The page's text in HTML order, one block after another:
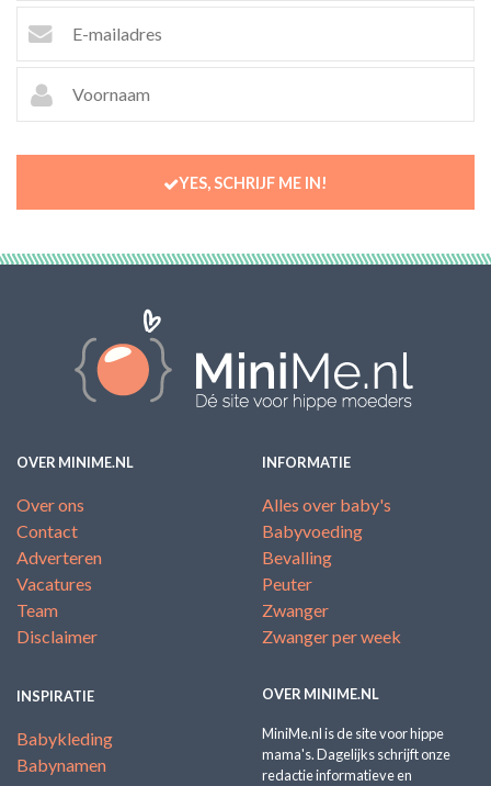
YES, SCHRIJF ME IN!
OVER MINIME.NL
Over ons
Contact
Adverteren
Vacatures
Team
Disclaimer
INFORMATIE
Alles over baby's
Babyvoeding
Bevalling
Peuter
Zwanger
Zwanger per week
INSPIRATIE
Babykleding
Babynamen
OVER MINIME.NL
MiniMe.nl is de site voor hippe
mama's. Dagelijks schrijft onze
redactie informatieve en